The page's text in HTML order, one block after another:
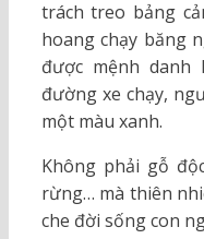
trách treo bảng
hoang chạy băng
được mệnh danh
đường xe chạy,
một màu xanh.
Không phải gỗ
rừng… mà thiên
che đời sống con